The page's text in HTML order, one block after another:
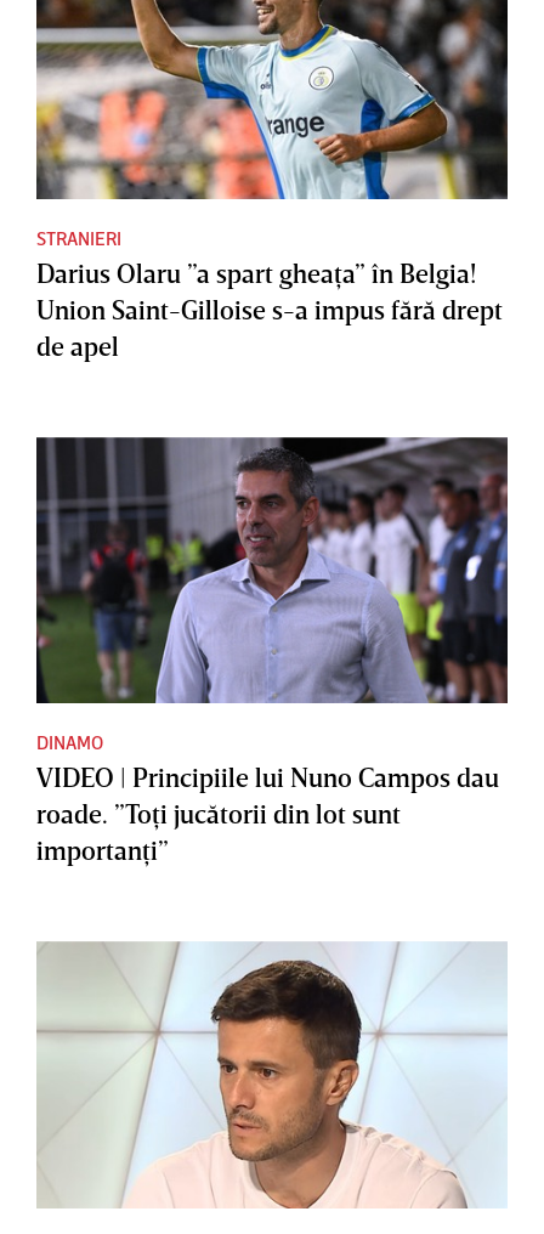
STRANIERI
Darius Olaru ”a spart gheaţa” în Belgia!
Union Saint-Gilloise s-a impus fără drept
de apel
DINAMO
VIDEO | Principiile lui Nuno Campos dau
roade. ”Toţi jucătorii din lot sunt
importanţi”